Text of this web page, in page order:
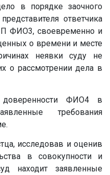
в порядке заочного
ответчика
ФИО3, своевременно и
о времени и месте
неявки суду не
о рассмотрении дела в
доверенности ФИО4 в
требования
исследовав и оценив
в совокупности и
находит заявленные